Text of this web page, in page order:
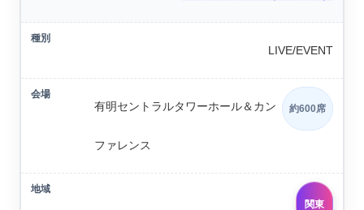
LIVE/EVENT
有明セントラルタワーホール＆カン
ファレンス
約600席
関東